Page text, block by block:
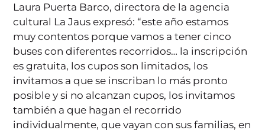
Laura Puerta Barco, directora de la agencia
cultural La Jaus expresó: “este año estamos
muy contentos porque vamos a tener cinco
buses con diferentes recorridos… la inscripción
es gratuita, los cupos son limitados, los
invitamos a que se inscriban lo más pronto
posible y si no alcanzan cupos, los invitamos
también a que hagan el recorrido
individualmente, que vayan con sus familias, en